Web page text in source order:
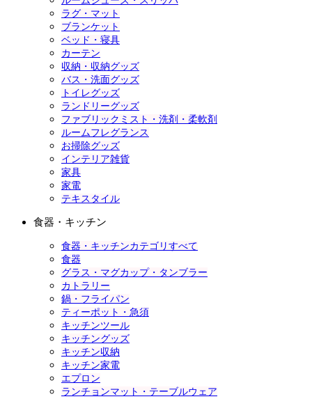
ラグ・マット
ブランケット
ベッド・寝具
カーテン
収納・収納グッズ
バス・洗面グッズ
トイレグッズ
ランドリーグッズ
ファブリックミスト・洗剤・柔軟剤
ルームフレグランス
お掃除グッズ
インテリア雑貨
家具
家電
テキスタイル
食器・キッチン
食器・キッチンカテゴリすべて
食器
グラス・マグカップ・タンブラー
カトラリー
鍋・フライパン
ティーポット・急須
キッチンツール
キッチングッズ
キッチン収納
キッチン家電
エプロン
ランチョンマット・テーブルウェア